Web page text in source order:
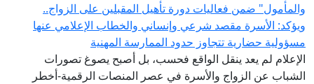
والمأمول" ضمن فعاليات دورة تأهيل المقبلين على الزواج..
ويؤكد: الأسرة مقصد شرعي وإنساني والخطاب الإعلامي عنها
مسؤولية حضارية تتجاوز حدود الممارسة المهنية
الإعلام لم يعد ينقل الواقع فحسب، بل أصبح يصوغ تصورات
الشباب عن الزواج والأسرة في عصر المنصات الرقمية-أخطر